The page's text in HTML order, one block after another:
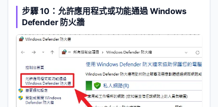
步驟 10：允許應用程式或功能通過 Windows
Defender 防火牆